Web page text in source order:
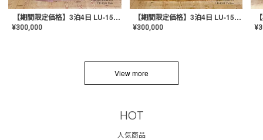
【期間限定価格】3泊4日 LU-1501(Pink)
¥300,000
【期間限定価格】3泊4日 LU-1501(Yellow)
¥300,000 ¥
View more
HOT
人気商品